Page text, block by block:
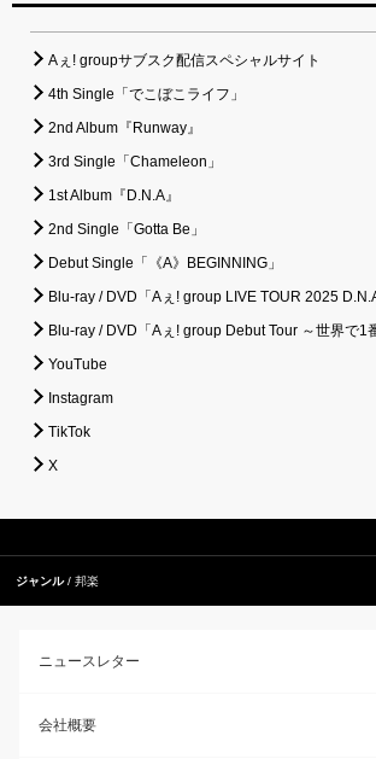
Aぇ! groupサブスク配信スペシャルサイト
4th Single「でこぼこライフ」
2nd Album『Runway』
3rd Single「Chameleon」
1st Album『D.N.A』
2nd Single「Gotta Be」
Debut Single「《A》BEGINNING」
Blu-ray / DVD「Aぇ! group LIVE TOUR 2025 D.N.A
Blu-ray / DVD「Aぇ! group Debut Tour ～世界で1
YouTube
Instagram
TikTok
X
ジャンル 邦楽
ニュースレター
会社概要